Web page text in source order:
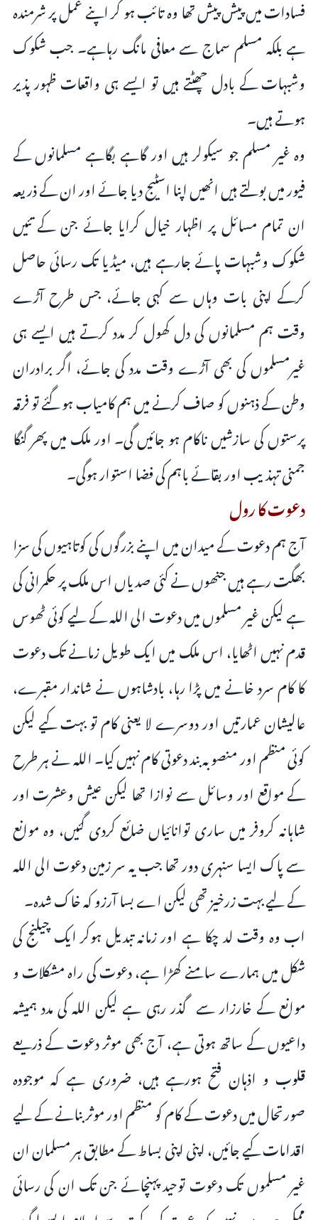
فسادات میں پیش پیش تھا وہ تائب ہو کر اپنے عمل پر شرمندہ
ہے بلکہ مسلم سماج سے معافی مانگ رہاہے۔ جب شکوک
وشبہات کے بادل چھٹتے ہیں تو ایسے ہی واقعات ظہور پذیر
ہوتے ہیں۔
وہ غیر مسلم جو سیکولر ہیں اور گاہے بگاہے مسلمانوں کے
فیور میں بولتے ہیں انھیں اپنا اسٹیج دیا جائے اور ان کے ذریعہ
ان تمام مسائل پر اظہار خیال کرایا جائے جن کے تئیں
شکوک وشبہات پائے جارہے ہیں، میڈیا تک رسائی حاصل
کرکے اپنی بات وہاں سے کہی جائے، جس طرح آڑے
وقت ہم مسلمانوں کی دل کھول کر مدد کرتے ہیں ایسے ہی
غیرمسلموں کی بھی آڑے وقت مدد کی جائے، اگر برادران
وطن کے ذہنوں کو صاف کرنے میں ہم کامیاب ہو گئے تو فرقہ
پرستوں کی سازشیں ناکام ہو جائیں گی۔ اور ملک میں پھر گنگا
جمنی تہذیب اور بقائے باہم کی فضا استوار ہوگی۔
دعوت کا رول
آج ہم‌ دعوت کے میدان میں اپنے بزرگوں کی کوتاہیوں کی سزا
بھگت رہے ہیں جنھوں نے کئی صدیاں اس ملک پر حکمرانی کی
ہے لیکن غیر مسلموں میں دعوت الی اللہ کے لیے کوئی ٹھوس
قدم نہیں اٹھایا، اس ملک میں ایک طویل زمانے تک دعوت
کا کام سرد خانے میں پڑا رہا، بادشاہوں نے شاندار مقبرے،
عالیشان عمارتیں اور دوسرے لا یعنی کام تو بہت کیے لیکن
کوئی منظم اور منصوبہ بند دعوتی کام نہیں کیا۔ اللہ نے ہر طرح
کے مواقع اور وسائل سے نوازا تھا لیکن عیش وعشرت اور
شاہانہ کروفر میں ساری توانائیاں ضائع کردی گئیں، وہ موانع
سے پاک ایسا سنہری دور تھا جب یہ سر زمین دعوت الی الله
کے لیے بہت زرخیز تھی لیکن اے بسا آرزو کہ خاک شدہ۔
اب وہ وقت لد چکا ہے اور زمانہ تبدیل ہوکر ایک چیلنج کی
شکل میں ہمارے سامنے کھڑا ہے، دعوت کی راہ مشکلات و
موانع کے خارزار سے گذر رہی ہے لیکن اللہ کی مدد ہمیشہ
داعیوں کے ساتھ ہوتی ہے، آج بھی موثر دعوت کے ذریعے
قلوب و اذہان فتح ہورہے ہیں، ضروری ہے کہ موجودہ
صورتحال میں دعوت کے کام کو منظم اور موثر بنانے کے لیے
اقدامات کیے جائیں، اپنی اپنی بساط کے مطابق ہر مسلمان ان
غیر مسلموں تک دعوت توحید پہنچائے جن تک ان کی رسائی